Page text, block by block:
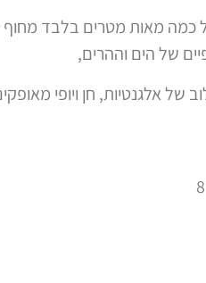
מאות מטרים בלבד מחוף
של הים וההרים,
של אלגנטיות, חן ויופי